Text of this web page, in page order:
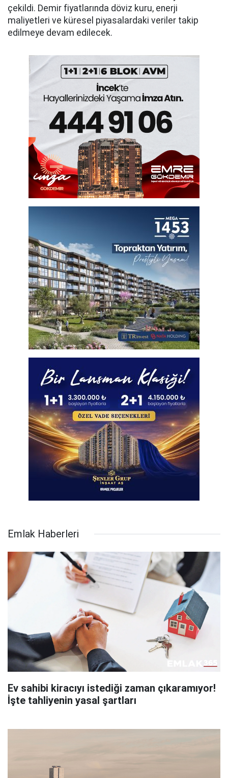
çekildi. Demir fiyatlarında döviz kuru, enerji
maliyetleri ve küresel piyasalardaki veriler takip
edilmeye devam edilecek.
Emlak Haberleri
Ev sahibi kiracıyı istediği zaman çıkaramıyor!
İşte tahliyenin yasal şartları